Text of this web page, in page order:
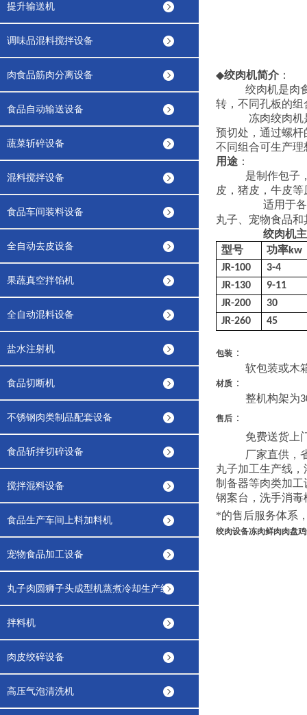
提升输送机
调味品混料搅拌设备
肉食品筋肉分离设备
食品自动输送设备
蔬菜斩碎设备
混料搅拌设备
食品车间装料设备
全自动去皮设备
果蔬真空拌馅机
全自动混料设备
盐水注射机
食品切断机
不锈钢肉类制品配套设备
食品斩拌切碎设备
搅拌混料设备
食品生产车间上料加料机
宠物食品加工设备
丸子肉圆狮子头成型机蒸煮冷却生产线
拌料机
肉皮绞碎设备
高压气泡清洗机
◆绞肉机简介 ：
绞肉机是肉
转，不同孔板的
冻肉绞肉机
预切处，通过螺
不同组合可生产
用途 ：
是制作包子
皮，猪皮，牛皮
适用于
丸子、宠物食品
绞肉机
型号
功率kw
JR-100
3-4
JR-130
9-11
JR-200
30
JR-260
45
包装 ：
软包装或木
材质 ：
整机构架为
售后 ：
免费送货上
厂家直供，
丸子加工生产线
制备器等肉类加
钢案台，洗手消
*的售后服务体系
绞肉设备冻肉鲜肉肉盘